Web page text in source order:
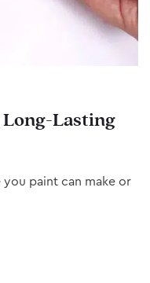
Long-Lasting
paint can make or